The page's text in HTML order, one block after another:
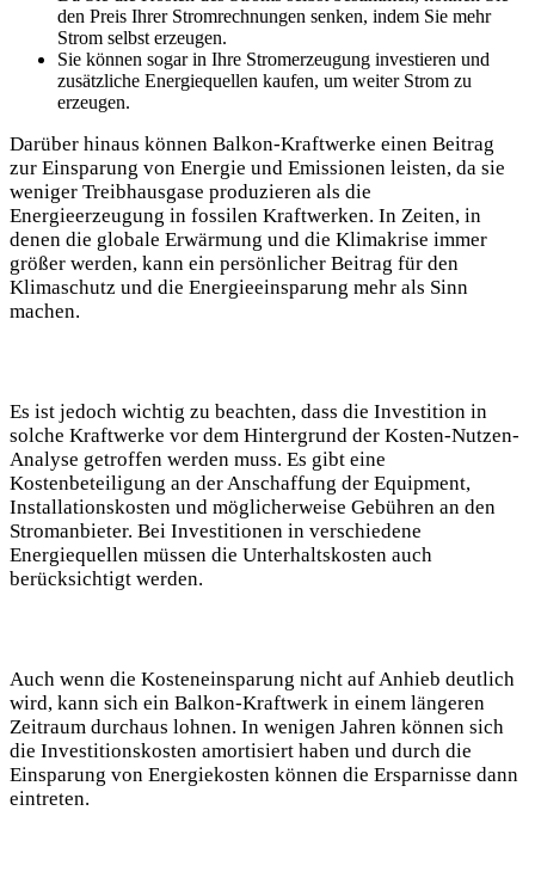
den Preis Ihrer Stromrechnungen senken, indem Sie mehr
Strom selbst erzeugen.
Sie können ‌sogar in Ihre ‍Stromerzeugung investieren und
zusätzliche ⁢Energiequellen kaufen,‍ um weiter Strom zu
erzeugen.
Darüber ‌hinaus können Balkon-Kraftwerke‍ einen ‌Beitrag
zur⁤ Einsparung⁣ von​ Energie ⁣und ⁤Emissionen⁢ leisten, da sie
⁢weniger Treibhausgase produzieren als die
Energieerzeugung‌ in fossilen Kraftwerken. In Zeiten, in
denen ⁤die globale Erwärmung⁢ und die Klimakrise immer
größer werden, kann ein persönlicher ⁢Beitrag für​ den
Klimaschutz ‍und​ die Energieeinsparung mehr als⁢ Sinn
machen.
Es ist jedoch wichtig zu beachten, dass die ​Investition in
solche ‌Kraftwerke​ vor dem⁣ Hintergrund⁢ der Kosten-Nutzen-
Analyse ‌getroffen werden‍ muss. Es ‌gibt eine
Kostenbeteiligung an der Anschaffung der​ Equipment,
Installationskosten‌ und möglicherweise Gebühren an den
Stromanbieter. Bei Investitionen in verschiedene
Energiequellen müssen die‍ Unterhaltskosten‍ auch
berücksichtigt werden.
Auch wenn die ⁢Kosteneinsparung⁣ nicht auf Anhieb deutlich⁢
wird, kann ⁤sich ein Balkon-Kraftwerk ‌in einem längeren
‌Zeitraum durchaus lohnen.‍ In wenigen Jahren können sich
die ‍Investitionskosten amortisiert haben⁣ und ⁤durch die
Einsparung von Energiekosten können die Ersparnisse dann
eintreten.